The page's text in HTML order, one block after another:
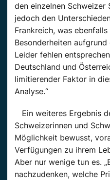
den einzelnen Schweizer
jedoch den
Frankreich, was
Besonderheiten
Leider fehlen
Deutschland und
limitierender Faktor in
Analyse.“
Ein weiteres Ergebnis
Schweizerinnen und
Möglichkeit bewusst,
Verfügungen zu ihrem
Aber nur wenige tun es.
nachzudenken, welche